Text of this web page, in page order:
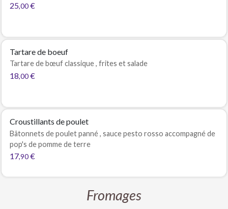
25,00 €
Tartare de boeuf
Tartare de bœuf classique , frites et salade
18,00 €
Croustillants de poulet
Bâtonnets de poulet panné , sauce pesto rosso accompagné de
pop's de pomme de terre
17,90 €
Fromages